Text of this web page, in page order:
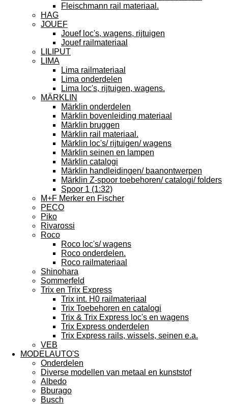
Fleischmann rail materiaal.
HAG
JOUEF
Jouef loc's, wagens, rijtuigen
Jouef railmateriaal
LILIPUT
LIMA
Lima railmateriaal
Lima onderdelen
Lima loc's, rijtuigen, wagens.
MÄRKLIN
Märklin onderdelen
Märklin bovenleiding materiaal
Märklin bruggen
Märklin rail materiaal.
Märklin loc's/ rijtuigen/ wagens
Märklin seinen en lampen
Märklin catalogi
Märklin handleidingen/ baanontwerpen
Märklin Z-spoor toebehoren/ catalogi/ folders
Spoor 1 (1:32)
M+F Merker en Fischer
PECO
Piko
Rivarossi
Roco
Roco loc's/ wagens
Roco onderdelen.
Roco railmateriaal
Shinohara
Sommerfeld
Trix en Trix Express
Trix int. H0 railmateriaal
Trix Toebehoren en catalogi
Trix & Trix Express loc's en wagens
Trix Express onderdelen
Trix Express rails, wissels, seinen e.a.
VEB
MODELAUTO'S
Onderdelen
Diverse modellen van metaal en kunststof
Albedo
Bburago
Busch